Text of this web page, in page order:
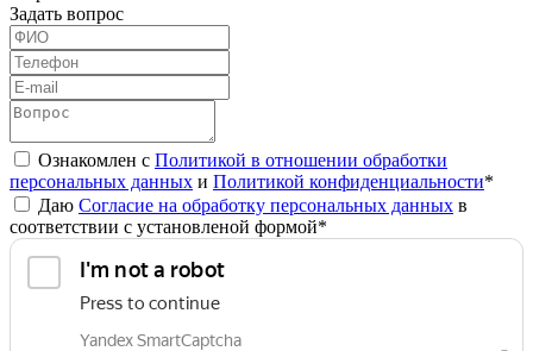
Задать вопрос
Ознакомлен с Политикой в отношении обработки
персональных данных и Политикой конфиденциальности*
Даю Согласие на обработку персональных данных в
соответствии с установленой формой*